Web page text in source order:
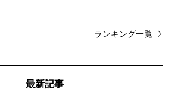
ランキング一覧
最新記事